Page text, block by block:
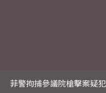
菲警拘捕參議院槍擊案疑